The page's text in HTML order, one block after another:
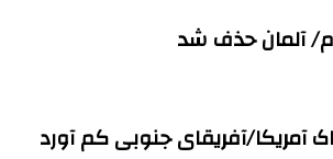
آلمان حذف شد
آمریکا/آفریقای جنوبی کم آورد